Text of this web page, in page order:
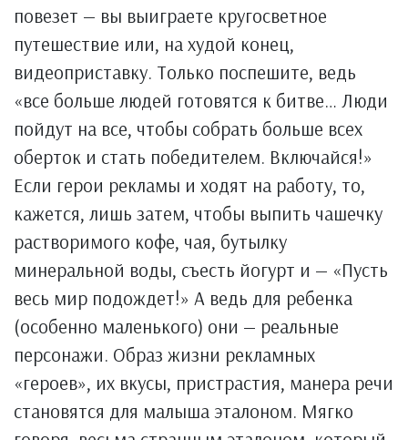
повезет — вы выиграете кругосветное
путешествие или, на худой конец,
видеоприставку. Только поспешите, ведь
«все больше людей готовятся к битве… Люди
пойдут на все, чтобы собрать больше всех
оберток и стать победителем. Включайся!»
Если герои рекламы и ходят на работу, то,
кажется, лишь затем, чтобы выпить чашечку
растворимого кофе, чая, бутылку
минеральной воды, съесть йогурт и — «Пусть
весь мир подождет!» А ведь для ребенка
(особенно маленького) они — реальные
персонажи. Образ жизни рекламных
«героев», их вкусы, пристрастия, манера речи
становятся для малыша эталоном. Мягко